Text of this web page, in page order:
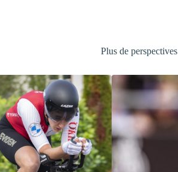
Plus de perspectives